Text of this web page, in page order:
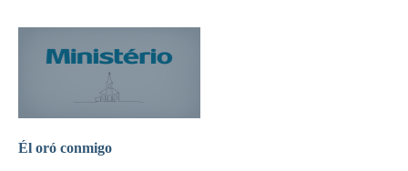
Él oró conmigo